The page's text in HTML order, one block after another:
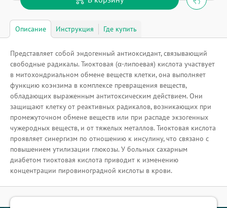
Описание Инструкция Где купить
Представляет собой эндогенный антиоксидант, связывающий
свободные радикалы. Тиоктовая (α-липоевая) кислота участвует
в митохондриальном обмене веществ клетки, она выполняет
функцию коэнзима в комплексе превращения веществ,
обладающих выраженным антитоксическим действием. Они
защищают клетку от реактивных радикалов, возникающих при
промежуточном обмене веществ или при распаде экзогенных
чужеродных веществ, и от тяжелых металлов. Тиоктовая кислота
проявляет синергизм по отношению к инсулину, что связано с
повышением утилизации глюкозы. У больных сахарным
диабетом тиоктовая кислота приводит к изменению
концентрации пировиноградной кислоты в крови.